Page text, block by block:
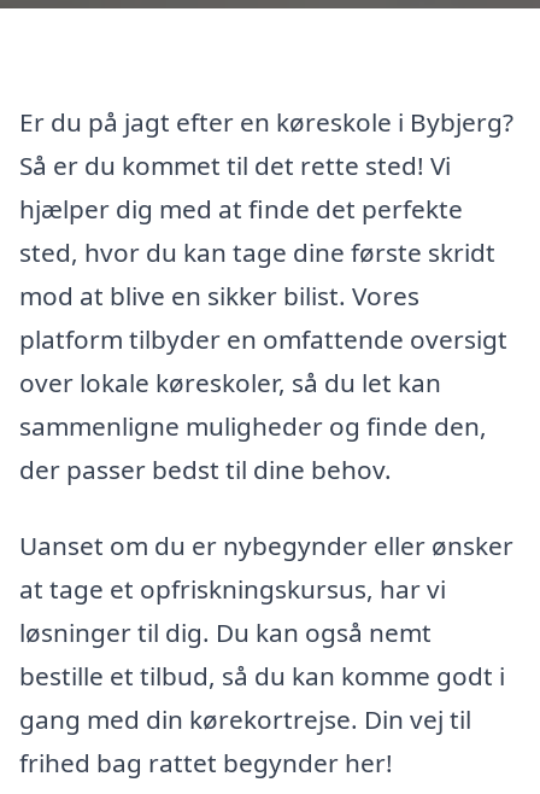
Er du på jagt efter en køreskole i Bybjerg?
Så er du kommet til det rette sted! Vi
hjælper dig med at finde det perfekte
sted, hvor du kan tage dine første skridt
mod at blive en sikker bilist. Vores
platform tilbyder en omfattende oversigt
over lokale køreskoler, så du let kan
sammenligne muligheder og finde den,
der passer bedst til dine behov.
Uanset om du er nybegynder eller ønsker
at tage et opfriskningskursus, har vi
løsninger til dig. Du kan også nemt
bestille et tilbud, så du kan komme godt i
gang med din kørekortrejse. Din vej til
frihed bag rattet begynder her!